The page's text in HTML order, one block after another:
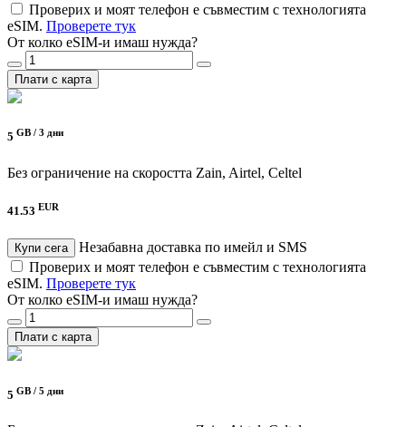
Проверих и моят телефон е съвместим с технологията
eSIM. Проверете тук
От колко eSIM-и имаш нужда?
Плати с карта
5 GB / 3 дни
Без ограничение на скоростта Zain, Airtel, Celtel
41.53 EUR
Купи сега
Незабавна доставка по имейл и SMS
Проверих и моят телефон е съвместим с технологията
eSIM. Проверете тук
От колко eSIM-и имаш нужда?
Плати с карта
5 GB / 5 дни